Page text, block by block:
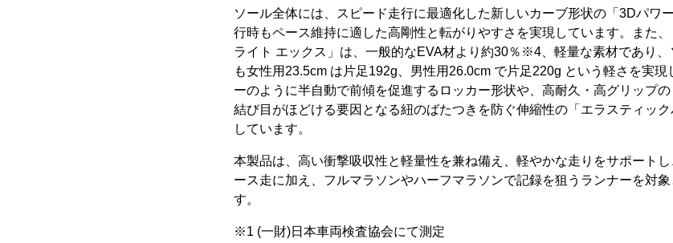
ソール全体には、スピード走行に最適化した新しいカーブ形状の「3Dパワ
行時もペース維持に適した高剛性と転がりやすさを実現しています。また
ライト エックス」は、一般的なEVA材より約30％※4、軽量な素材であり
も女性用23.5cm は片足192g、男性用26.0cm で片足220g という軽さを実
ーのように半自動で前傾を促進するロッカー形状や、高耐久・高グリップの
結び目がほどける要因となる紐のばたつきを防ぐ伸縮性の「エラスティッ
しています。
本製品は、高い衝撃吸収性と軽量性を兼ね備え、軽やかな走りをサポート
ース走に加え、フルマラソンやハーフマラソンで記録を狙うランナーを対
す。
※1 (一財)日本車両検査協会にて測定